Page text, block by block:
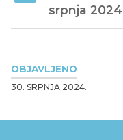
OBJAVLJENO
30. SRPNJA 2024.
srpnja